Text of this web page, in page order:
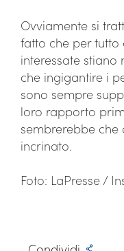
Ovviamente si
fatto che per
interessate
che ingigantire i
sono sempre
loro rapporto
sembrerebbe
incrinato.
Foto: LaPresse /